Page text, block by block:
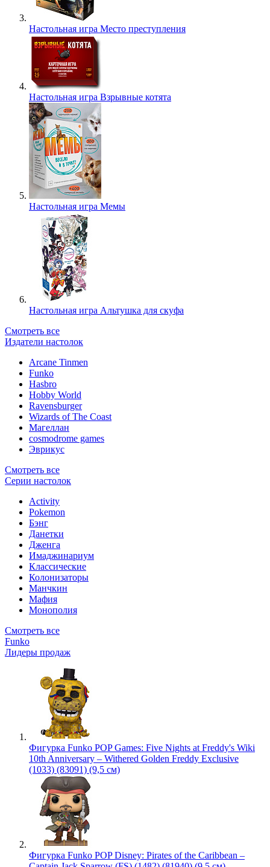
Настольная игра Место преступления
Настольная игра Взрывные котята
Настольная игра Мемы
Настольная игра Альтушка для скуфа
Смотреть все
Издатели настолок
Arcane Tinmen
Funko
Hasbro
Hobby World
Ravensburger
Wizards of The Coast
Магеллан
сosmodrome games
Эврикус
Смотреть все
Серии настолок
Activity
Pokemon
Бэнг
Данетки
Дженга
Имаджинариум
Классические
Колонизаторы
Манчкин
Мафия
Монополия
Смотреть все
Funko
Лидеры продаж
Фигурка Funko POP Games: Five Nights at Freddy's Wiki
10th Anniversary – Withered Golden Freddy Exclusive
(1033) (83091) (9,5 см)
Фигурка Funko POP Disney: Pirates of the Caribbean –